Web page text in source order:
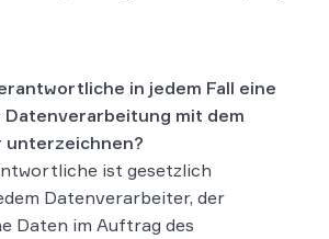
in jedem Fall eine
mit dem
ist gesetzlich
Datenverarbeiter, der
Daten im Auftrag des